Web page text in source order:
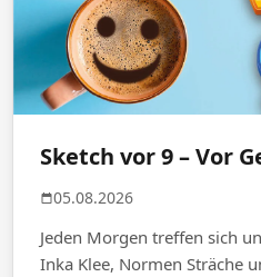
Sketch vor 9 – Vor
05.08.2026
Jeden Morgen treffen sich
Inka Klee, Normen Sträche